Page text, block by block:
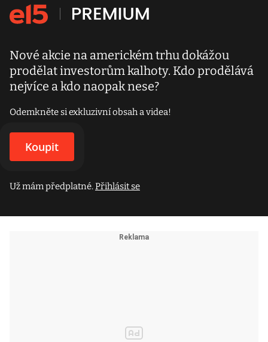
Nové akcie na americkém trhu dokážou
prodělat investorům kalhoty. Kdo prodělává
nejvíce a kdo naopak nese?
Odemkněte si exkluzivní obsah a videa!
Koupit
Už mám předplatné.Přihlásit se